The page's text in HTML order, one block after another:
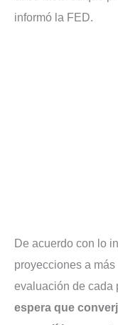
informó la FED.
De acuerdo con lo
proyecciones a
evaluación de cada
espera que